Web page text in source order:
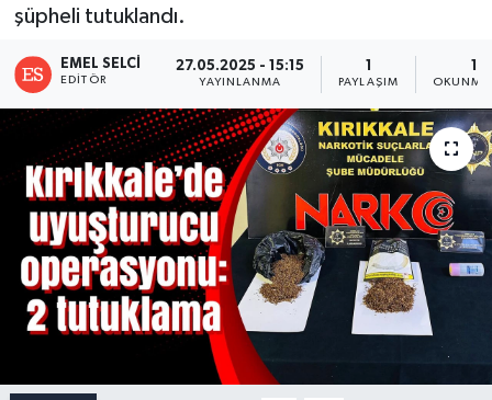
şüpheli tutuklandı.
EMEL SELCI
EDITÖR
27.05.2025 - 15:15
YAYINLANMA PAYLAŞIM OKUNMA
Haber Arşivi